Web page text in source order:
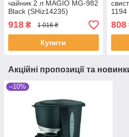
чайник 2 л MAGIO MG-982
Black (SHiz14235)
918 ₴ 1 016 ₴
Купити
1194
808
Акційні пропозиції та
–10%